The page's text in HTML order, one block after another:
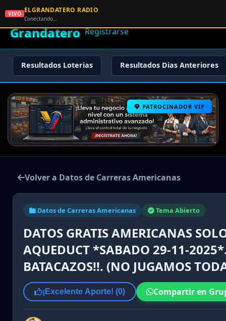
🌟 El
Grandatero Registrarse
Resultados Loterias Resultados Dias Anteriores
PATROCINADOR VIP
Volver a Datos de Carreras Americanas
Datos de Carreras Americanas Tema Abierto
DATOS GRATIS AMERICANAS
AQUEDUCT *SABADO 29-11-2025*.
BATACAZOS!!. (NO JUGAMOS
¡Excelente Aporte! (0) Compartir en
VIVO ELGRANDATERO RADIO
Conectando…